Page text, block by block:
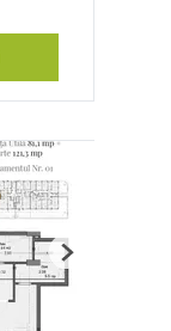
Next